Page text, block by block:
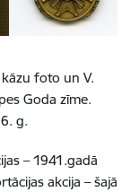
foto un V.
Goda zīme.
g.
– 1941.gadā
akcija – šajā